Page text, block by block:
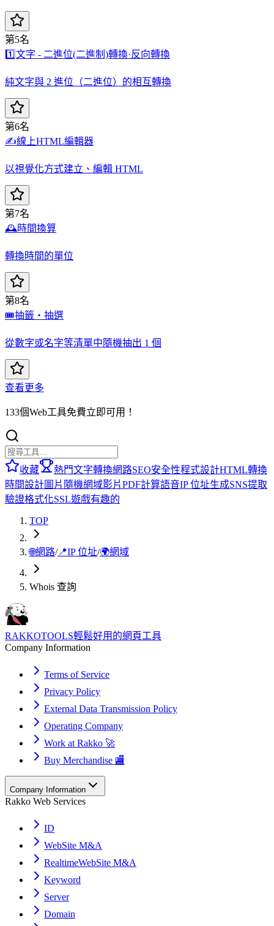
第5名
1️⃣文字 - 二進位(二進制)轉換·反向轉換
純文字與 2 進位（二進位）的相互轉換
第6名
✍️線上HTML編輯器
以視覺化方式建立、編輯 HTML
第7名
🕰️時間換算
轉換時間的單位
第8名
🎟️抽籤・抽選
從數字或名字等清單中隨機抽出 1 個
查看更多
133個Web工具免費立即可用！
收藏 熱門文字轉換網路SEO安全性程式設計HTML轉換
時間設計圖片 隨機網域影片PDF計算語音IP 位址生成SNS提取
驗證格式化SSL遊戲有趣的
TOP
🌐網路/📍IP 位址/🌍網域
Whois 查詢
RAKKOTOOLS輕鬆好用的網頁工具
Company Information
Terms of Service
Privacy Policy
External Data Transmission Policy
Operating Company
Work at Rakko 🚀
Buy Merchandise 🏬
Company Information
Rakko Web Services
ID
WebSite M&A
RealtimeWebSite M&A
Keyword
Server
Domain